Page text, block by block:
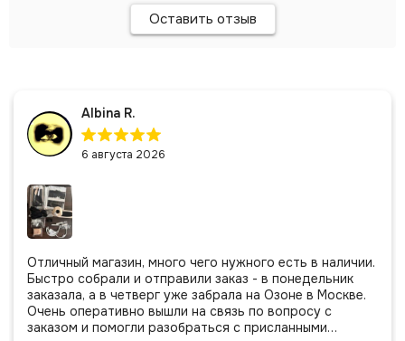
Оставить отзыв
Albina R.
6 августа 2026
Отличный магазин, много чего нужного есть в наличии.
Быстро собрали и отправили заказ - в понедельник
заказала, а в четверг уже забрала на Озоне в Москве.
Очень оперативно вышли на связь по вопросу с
заказом и помогли разобраться с присланными